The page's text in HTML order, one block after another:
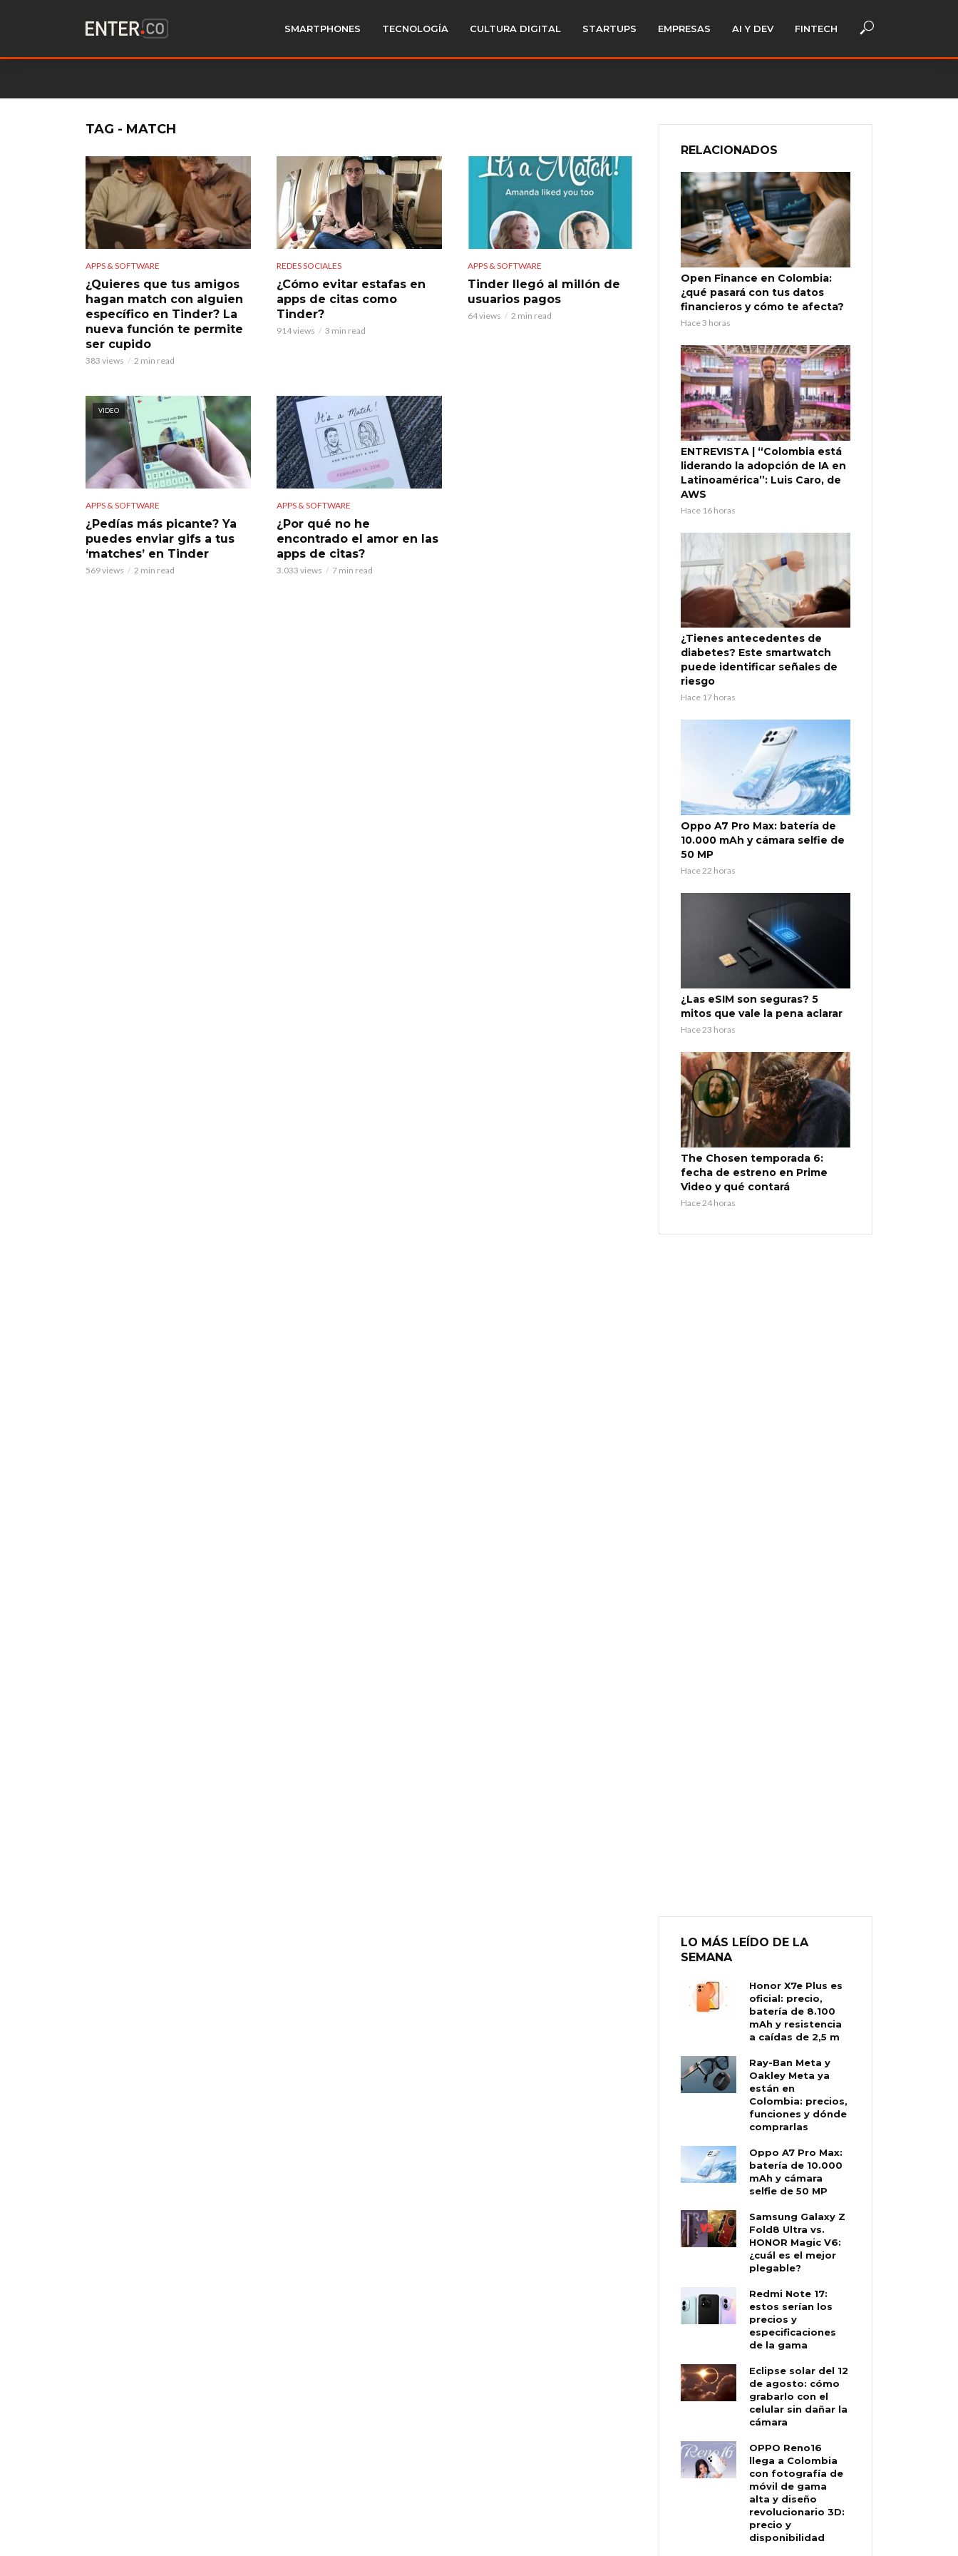
SMARTPHONES TECNOLOGÍA CULTURA DIGITAL STARTUPS EMPRESAS AI Y DEV FINTECH
TAG - MATCH
APPS & SOFTWARE
¿Quieres que tus amigos
hagan match con alguien
específico en Tinder? La
nueva función te permite
ser cupido
383 views 2 min read
REDES SOCIALES
¿Cómo evitar estafas en
apps de citas como
Tinder?
914 views 3 min read
APPS & SOFTWARE
Tinder llegó al millón de
usuarios pagos
64 views 2 min read
VIDEO
APPS & SOFTWARE
¿Pedías más picante? Ya
puedes enviar gifs a tus
‘matches’ en Tinder
569 views 2 min read
APPS & SOFTWARE
¿Por qué no he
encontrado el amor en las
apps de citas?
3.033 views 7 min read
RELACIONADOS
Open Finance en Colombia:
¿qué pasará con tus datos
financieros y cómo te afecta?
Hace 3 horas
ENTREVISTA | “Colombia está
liderando la adopción de IA en
Latinoamérica”: Luis Caro, de
AWS
Hace 16 horas
¿Tienes antecedentes de
diabetes? Este smartwatch
puede identificar señales de
riesgo
Hace 17 horas
Oppo A7 Pro Max: batería de
10.000 mAh y cámara selfie de
50 MP
Hace 22 horas
¿Las eSIM son seguras? 5
mitos que vale la pena aclarar
Hace 23 horas
The Chosen temporada 6:
fecha de estreno en Prime
Video y qué contará
Hace 24 horas
LO MÁS LEÍDO DE LA
SEMANA
Honor X7e Plus es
oficial: precio,
batería de 8.100
mAh y resistencia
a caídas de 2,5 m
Ray-Ban Meta y
Oakley Meta ya
están en
Colombia: precios,
funciones y dónde
comprarlas
Oppo A7 Pro Max:
batería de 10.000
mAh y cámara
selfie de 50 MP
Samsung Galaxy Z
Fold8 Ultra vs.
HONOR Magic V6:
¿cuál es el mejor
plegable?
Redmi Note 17:
estos serían los
precios y
especificaciones
de la gama
Eclipse solar del 12
de agosto: cómo
grabarlo con el
celular sin dañar la
cámara
OPPO Reno16
llega a Colombia
con fotografía de
móvil de gama
alta y diseño
revolucionario 3D:
precio y
disponibilidad